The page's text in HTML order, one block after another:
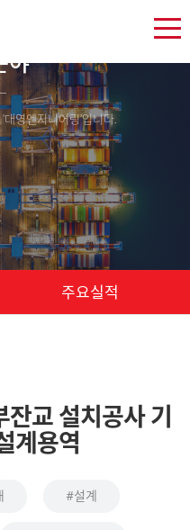
주요실적
야
대영엔지니어링'입니다.
교 설치공사 기
계용역
#설계